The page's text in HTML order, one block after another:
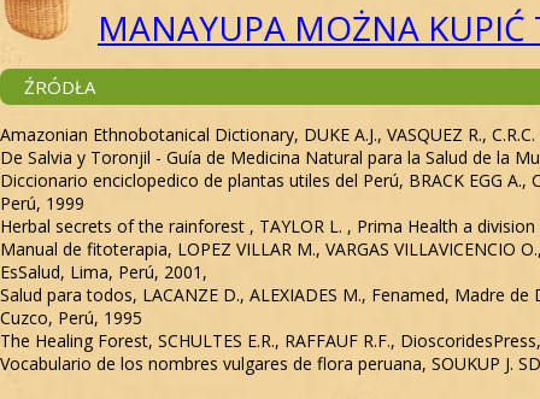
MANAYUPA MOŻNA KUPIĆ
ŹRÓDŁA
Amazonian Ethnobotanical Dictionary, DUKE A.J., VASQUEZ R.,
De Salvia y Toronjil - Guía de Medicina Natural para la Salud de la
Diccionario enciclopedico de plantas utiles del Perú, BRACK EGG
Perú, 1999
Herbal secrets of the rainforest , TAYLOR L. , Prima Health a
Manual de fitoterapia, LOPEZ VILLAR M., VARGAS
EsSalud, Lima, Perú, 2001,
Salud para todos, LACANZE D., ALEXIADES M., Fenamed, Madre
Cuzco, Perú, 1995
The Healing Forest, SCHULTES E.R., RAFFAUF R.F.,
Vocabulario de los nombres vulgares de flora peruana, SOUKUP J.